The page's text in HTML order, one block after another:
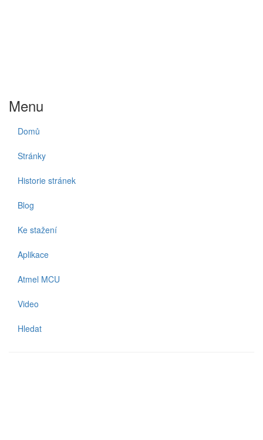
Menu
Domů
Stránky
Historie stránek
Blog
Ke stažení
Aplikace
Atmel MCU
Video
Hledat